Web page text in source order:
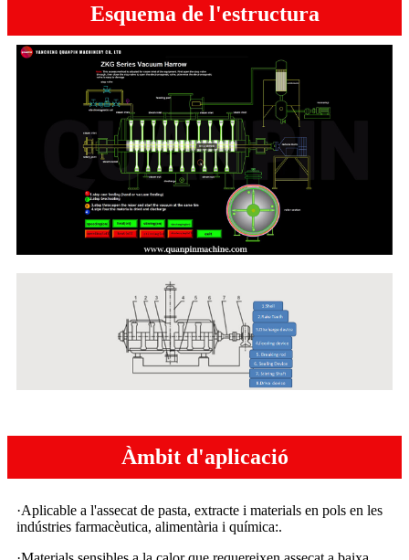
Esquema de l'estructura
Àmbit d'aplicació
·Aplicable a l'assecat de pasta, extracte i materials en pols en les
indústries farmacèutica, alimentària i química:.